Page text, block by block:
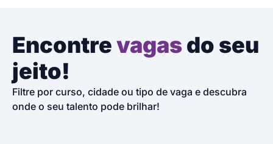
Encontrevagasdo seu
jeito!
Filtre por curso, cidade ou tipo de vaga e descubra
onde o seu talento pode brilhar!